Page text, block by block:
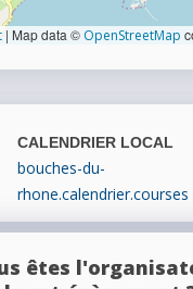
| Map data © OpenStreetMap
CALENDRIER LOCAL
bouches-du-
rhone.calendrier.courses
êtes